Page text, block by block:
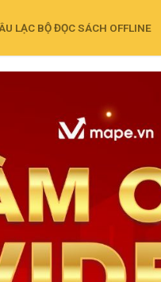
LẠC BỘ ĐỌC SÁCH OFFLINE